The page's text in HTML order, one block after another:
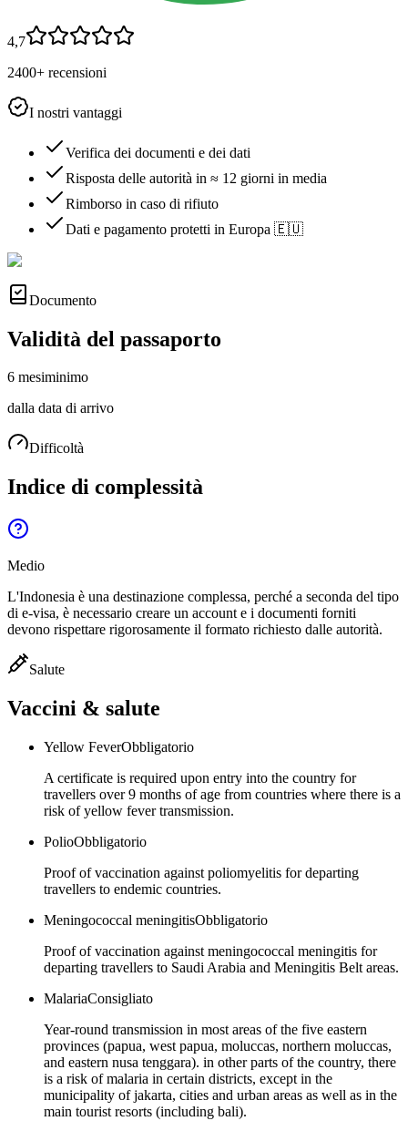
4,7
2400+ recensioni
I nostri vantaggi
Verifica dei documenti e dei dati
Risposta delle autorità in ≈ 12 giorni in media
Rimborso in caso di rifiuto
Dati e pagamento protetti in Europa 🇪🇺
Documento
Validità del passaporto
6 mesiminimo
dalla data di arrivo
Difficoltà
Indice di complessità
Medio
L'Indonesia è una destinazione complessa, perché a seconda del tipo
di e-visa, è necessario creare un account e i documenti forniti
devono rispettare rigorosamente il formato richiesto dalle autorità.
Salute
Vaccini & salute
Yellow FeverObbligatorio
A certificate is required upon entry into the country for
travellers over 9 months of age from countries where there is a
risk of yellow fever transmission.
PolioObbligatorio
Proof of vaccination against poliomyelitis for departing
travellers to endemic countries.
Meningococcal meningitisObbligatorio
Proof of vaccination against meningococcal meningitis for
departing travellers to Saudi Arabia and Meningitis Belt areas.
MalariaConsigliato
Year-round transmission in most areas of the five eastern
provinces (papua, west papua, moluccas, northern moluccas,
and eastern nusa tenggara). in other parts of the country, there
is a risk of malaria in certain districts, except in the
municipality of jakarta, cities and urban areas as well as in the
main tourist resorts (including bali).